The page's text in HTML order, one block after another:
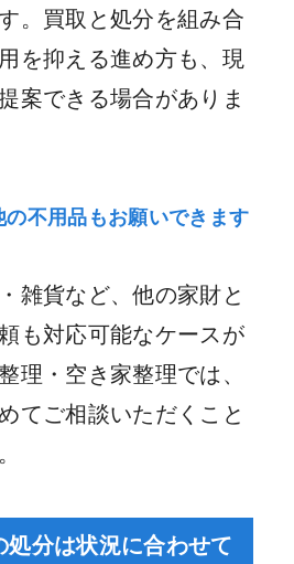
。買取と処分を組み合
を抑える進め方も、現
案できる場合がありま
の不用品もお願いできます
雑貨など、他の家財と
も対応可能なケースが
理・空き家整理では、
てご相談いただくこと
処分は状況に合わせて